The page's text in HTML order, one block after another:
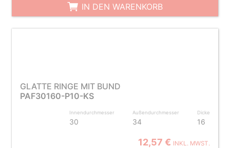
IN DEN WARENKORB
GLATTE RINGE MIT BUND
PAF30160-P10-KS
Innendurchmesser
30
Außendurchmesser
34
Dicke
16
12,57 € INKL. MWST.